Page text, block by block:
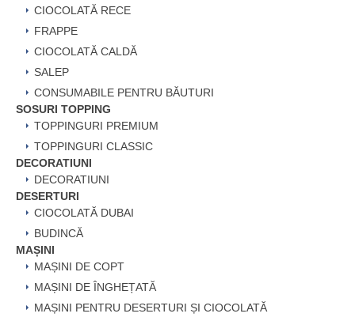
CIOCOLATĂ RECE
FRAPPE
CIOCOLATĂ CALDĂ
SALEP
CONSUMABILE PENTRU BĂUTURI
SOSURI TOPPING
TOPPINGURI PREMIUM
TOPPINGURI CLASSIC
DECORATIUNI
DECORATIUNI
DESERTURI
CIOCOLATĂ DUBAI
BUDINCĂ
MAȘINI
MAȘINI DE COPT
MAȘINI DE ÎNGHEȚATĂ
MAȘINI PENTRU DESERTURI ȘI CIOCOLATĂ